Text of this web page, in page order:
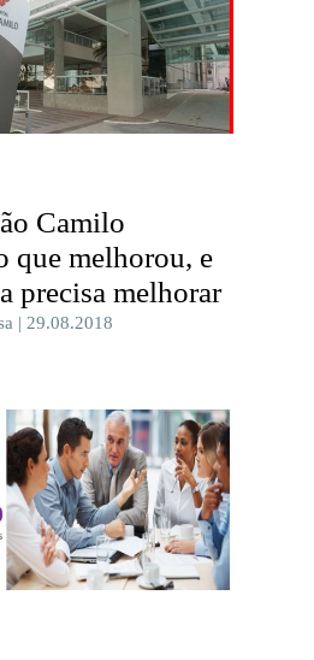
Camilo
que melhorou, e
precisa melhorar
| 29.08.2018